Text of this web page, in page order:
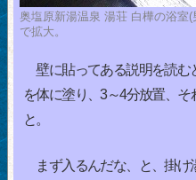
奥塩原新湯温泉 湯荘 白樺の浴室
で拡大。
壁に貼ってある説明を読む
を体に塗り、3～4分放置、
と。
まず入るんだな、と、掛け